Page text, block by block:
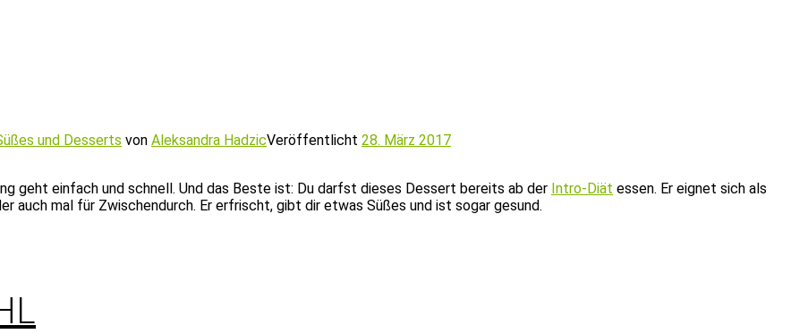
und Desserts von Aleksandra HadzicVeröffentlicht 28. März 2017
geht einfach und schnell. Und das Beste ist: Du darfst dieses Dessert bereits ab der Intro-Diät essen. Er eignet sich als
auch mal für Zwischendurch. Er erfrischt, gibt dir etwas Süßes und ist sogar gesund.